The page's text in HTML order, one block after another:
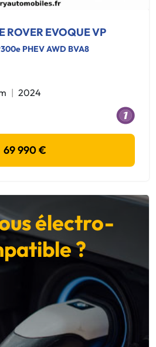
ROVER EVOQUE VP
PHEV AWD BVA8
2024
69 990 €
électro-
?